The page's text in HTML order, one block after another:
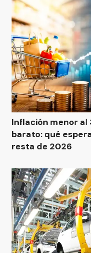
Inflación menor al
barato: qué
resta de 2026